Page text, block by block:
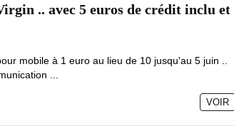
.. avec 5 euros de crédit inclu et
mobile à 1 euro au lieu de 10 jusqu'au 5 juin ..
...
VOIR